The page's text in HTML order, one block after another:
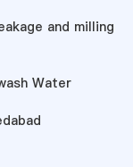
and milling
Water